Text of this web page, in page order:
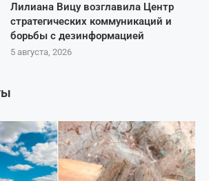
Лилиана Вицу возглавила Центр
стратегических коммуникаций и
борьбы с дезинформацией
5 августа, 2026